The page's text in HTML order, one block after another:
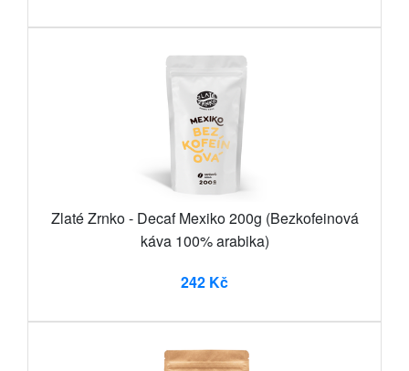
Zlaté Zrnko - Decaf Mexiko 200g (Bezkofeinová
káva 100% arabika)
242 Kč